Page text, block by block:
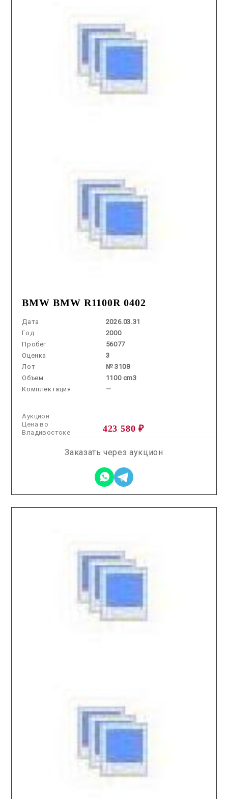
BMW BMW R1100R 0402
Дата
2026.03.31
Год
2000
Пробег
56077
Оценка
3
Лот
№ 3108
Объем
1100 cm3
Комплектация
—
Аукцион
423 580 ₽
Цена во
Владивостоке
Заказать через аукцион